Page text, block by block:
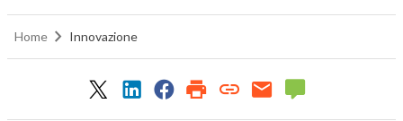
Home Innovazione